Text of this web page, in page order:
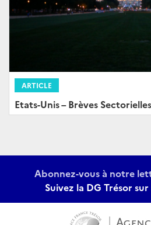
ARTICLE
Etats-Unis – Brèves Sectorielles
Abonnez-vous à notre
Suivez la DG Trésor sur